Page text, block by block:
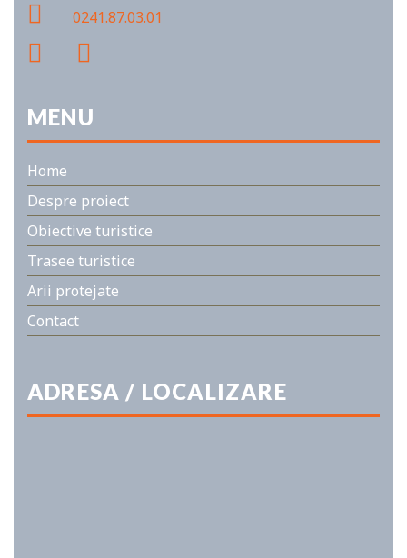
0241.87.03.01
MENU
Home
Despre proiect
Obiective turistice
Trasee turistice
Arii protejate
Contact
ADRESA / LOCALIZARE